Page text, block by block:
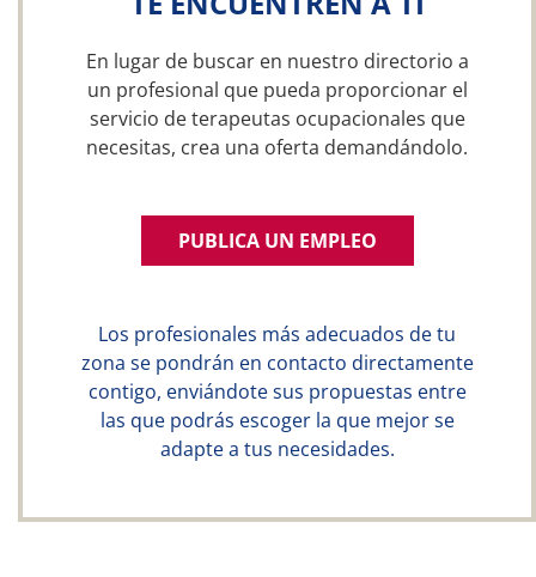
En lugar de buscar en nuestro directorio a
un profesional que pueda proporcionar el
servicio de terapeutas ocupacionales que
necesitas, crea una oferta demandándolo.
PUBLICA UN EMPLEO
Los profesionales más adecuados de tu
zona se pondrán en contacto directamente
contigo, enviándote sus propuestas entre
las que podrás escoger la que mejor se
adapte a tus necesidades.